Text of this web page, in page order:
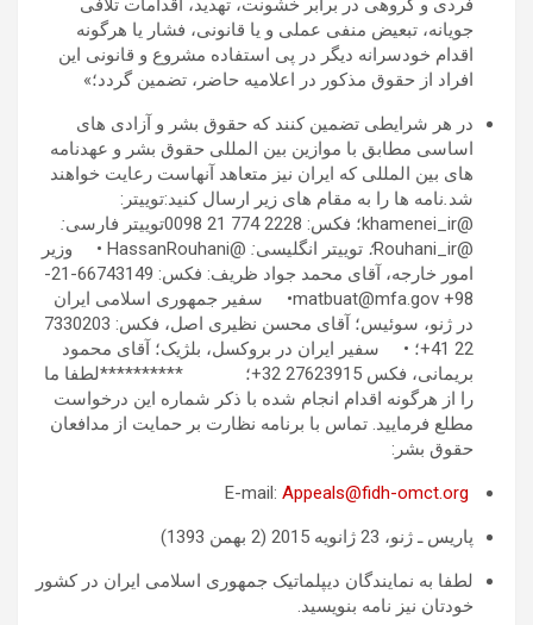
جويانه، تبعيض منفی عملی و يا قانونی، فشار یا هرگونه
اقدام خودسرانه ديگر در پی استفاده مشروع و قانونی اين
افراد از حقوق مذکور در اعلاميه حاضر، تضمين گردد؛»
در هر شرایطی تضمین کنند که حقوق بشر و آزادی های
اساسی مطابق با موازین بین المللی حقوق بشر و عهدنامه
های بین المللی که ایران نیز متعاهد آنهاست رعایت خواهند
شد نامه ها را به مقام های زیر ارسال کنید:توییتر:
@khamenei_ir؛ فکس: 2228 774 21 0098توییتر فارسی
:
@Rouhani_ir
؛ توییتر انگلیسی:
@HassanRouhani • وزیر
امور خارجه، آقای محمد جواد ظریف: فکس: 66743149-21-
98+ matbuat@mfa.gov• سفیر جمهوری اسلامی ایران
در ژنو، سوئیس؛ آقای محسن نظیری اصل، فکس: 7330203
22 41+؛ • سفیر ایران در بروکسل، بلژیک؛ آقای محمود
بریمانی، فکس 27623915 32+؛ **********لطفا ما
را از هرگونه اقدام انجام شده با ذکر شماره این درخواست
مطلع فرمایید. تماس با برنامه نظارت بر حمایت از مدافعان
حقوق بشر:
Appeals@fidh-omct.org
پاریس ـ ژنو، 23 ژانویه 2015 (2 بهمن 1393)
لطفا به نمایندگان دیپلماتیک جمهوری اسلامی ایران در کشور
خودتان نیز نامه بنویسید.